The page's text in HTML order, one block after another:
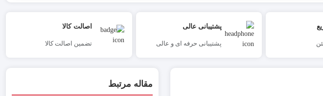
پشتیبانی عالی
پشتیبانی حرفه ای و عالی
اصالت کالا
تضمین اصالت کالا
مقاله مرتبط